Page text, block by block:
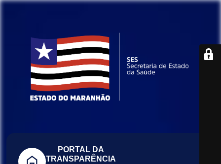
PORTAL DA
TRANSPARÊNCIA